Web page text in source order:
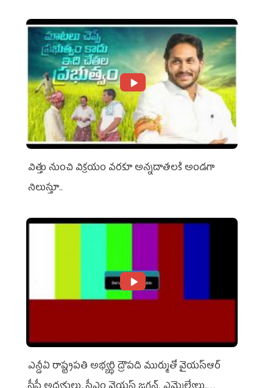
విత్తు నుంచి విక్రయం వరకూ అన్నదాతలకి అండగా
నిలుస్తూ..
ఎన్డీఏ రాష్ట్ర‌ప‌తి అభ్య‌ర్థి ద్రౌప‌ది ముర్ముతో వైయ‌స్ఆర్